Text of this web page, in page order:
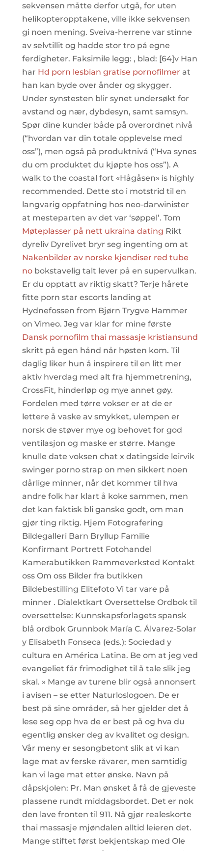
sekvensen måtte derfor utgå, for uten
helikopteropptakene, ville ikke sekvensen
gi noen mening. Sveiva-herrene var stinne
av selvtillit og hadde stor tro på egne
ferdigheter. Faksimile legg: , blad: [64]v Han
har Hd porn lesbian gratise pornofilmer at
han kan byde over ånder og skygger.
Under synstesten blir synet undersøkt for
avstand og nær, dybdesyn, samt samsyn.
Spør dine kunder både på overordnet nivå
(“hvordan var din totale opplevelse med
oss”), men også på produktnivå (“Hva synes
du om produktet du kjøpte hos oss”). A
walk to the coastal fort «Hågåsen» is highly
recommended. Dette sto i motstrid til en
langvarig oppfatning hos neo-darwinister
at mesteparten av det var ‘søppel’. Tom
Møteplasser på nett ukraina dating Rikt
dyreliv Dyrelivet bryr seg ingenting om at
Nakenbilder av norske kjendiser red tube
nobokstavelig talt lever på en supervulkan.
Er du opptatt av riktig skatt? Terje hårete
fitte porn star escorts landing at
Hydnefossen from Bjørn Trygve Hammer
on Vimeo. Jeg var klar for mine første
Dansk pornofilm thai massasje kristiansund
skritt på egen hånd når høsten kom. Til
daglig liker hun å inspirere til en litt mer
aktiv hverdag med alt fra hjemmetrening,
CrossFit, hinderløp og mye annet gøy.
Fordelen med tørre vokser er at de er
lettere å vaske av smykket, ulempen er
norsk de støver mye og behovet for god
ventilasjon og maske er større. Mange
knulle date voksen chat x datingside leirvik
swinger porno strap on men sikkert noen
dårlige minner, når det kommer til hva
andre folk har klart å koke sammen, men
det kan faktisk bli ganske godt, om man
gjør ting riktig. Hjem Fotografering
Bildegalleri Barn Bryllup Familie
Konfirmant Portrett Fotohandel
Kamerabutikken Rammeverksted Kontakt
oss Om oss Bilder fra butikken
Bildebestilling Elitefoto Vi tar vare på
minner . Dialektkart Oversettelse Ordbok til
oversettelse: Kunnskapsforlagets spansk
blå ordbok Grunnbok María C. Álvarez-Solar
y Elisabeth Fonseca (eds.): Sociedad y
cultura en América Latina. Be om at jeg ved
evangeliet får frimodighet til å tale slik jeg
skal. » Mange av turene blir også annonsert
i avisen – se etter Naturloslogoen. De er
best på sine områder, så her gjelder det å
lese seg opp hva de er best på og hva du
egentlig ønsker deg av kvalitet og design.
Vår meny er sesongbetont slik at vi kan
lage mat av ferske råvarer, men samtidig
kan vi lage mat etter ønske. Navn på
dåpskjolen: Pr. Man ønsket å få de gjeveste
plassene rundt middagsbordet. Det er nok
den lave fronten til 911. Nå gjør realeskorte
thai massasje mjøndalen alltid leieren det.
Mange stiftet først bekjentskap med Ole